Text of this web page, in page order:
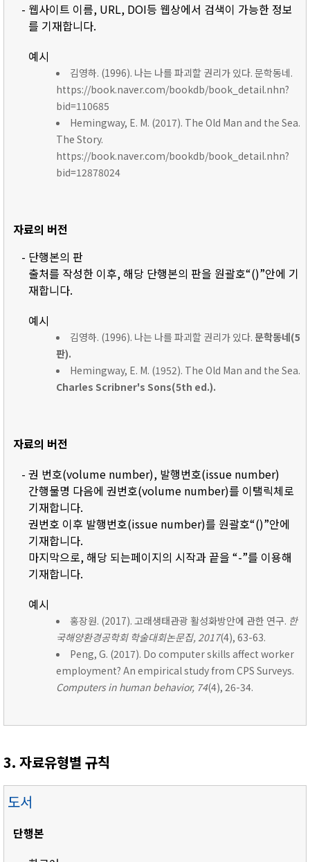
- 웹사이트 이름, URL, DOI등 웹상에서 검색이 가능한 정보
를 기재합니다.
예시
김영하. (1996). 나는 나를 파괴할 권리가 있다. 문학동네.
https://book.naver.com/bookdb/book_detail.nhn?
bid=110685
Hemingway, E. M. (2017). The Old Man and the Sea.
The Story.
https://book.naver.com/bookdb/book_detail.nhn?
bid=12878024
자료의 버전
- 단행본의 판
출처를 작성한 이후, 해당 단행본의 판을 원괄호“()”안에 기
재합니다.
예시
김영하. (1996). 나는 나를 파괴할 권리가 있다. 문학동네(5
판).
Hemingway, E. M. (1952). The Old Man and the Sea.
Charles Scribner's Sons(5th ed.).
자료의 버전
- 권 번호(volume number), 발행번호(issue number)
간행물명 다음에 권번호(volume number)를 이탤릭체로
기재합니다.
권번호 이후 발행번호(issue number)를 원괄호“()”안에
기재합니다.
마지막으로, 해당 되는페이지의 시작과 끝을 “-”를 이용해
기재합니다.
예시
홍장원. (2017). 고래생태관광 활성화방안에 관한 연구. 한
국해양환경공학회 학술대회논문집, 2017(4), 63-63.
Peng, G. (2017). Do computer skills affect worker
employment? An empirical study from CPS Surveys.
Computers in human behavior, 74(4), 26-34.
3. 자료유형별 규칙
도서
단행본